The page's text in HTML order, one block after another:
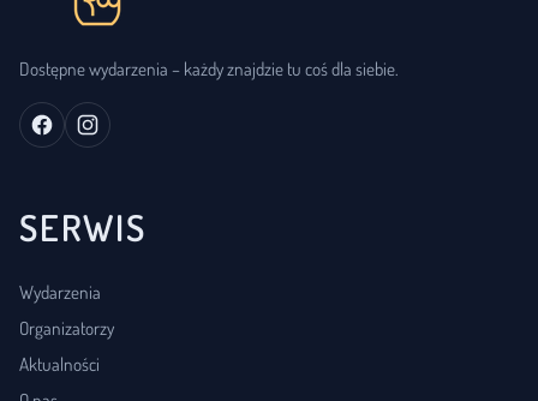
Dostępne wydarzenia – każdy znajdzie tu coś dla siebie.
SERWIS
Wydarzenia
Organizatorzy
Aktualności